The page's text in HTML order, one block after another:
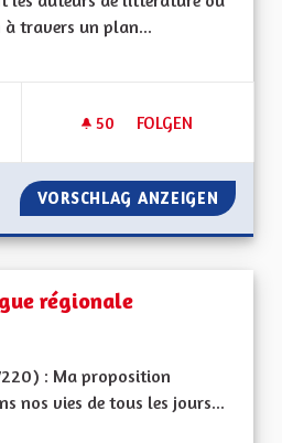
à travers un plan...
50 50 FOLLOWER
FOLGEN
SAUVER NOTRE
VORSCHLAG ANZEIGEN
régionale
: Ma proposition
nos vies de tous les jours...